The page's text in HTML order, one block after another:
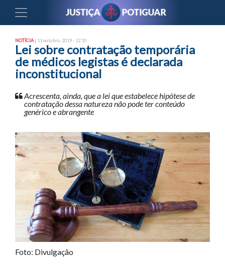
NOTÍCIA | 11 outubro, 2019 - 12:10
Lei sobre contratação temporária
de médicos legistas é declarada
inconstitucional
Acrescenta, ainda, que a lei que estabelece hipótese de
contratação dessa natureza não pode ter conteúdo
genérico e abrangente
Foto: Divulgação